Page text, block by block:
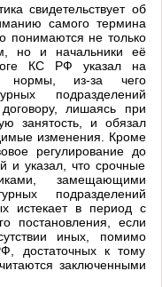
свидетельствует об
самого термина
понимаются не только
но и начальники её
КС РФ указал на
нормы, из-за чего
подразделений
лишаясь при
занятость, и обязал
изменения. Кроме
регулирование до
и указал, что срочные
замещающими
подразделений
истекает в период с
постановления, если
иных, помимо
достаточных к тому
заключенными